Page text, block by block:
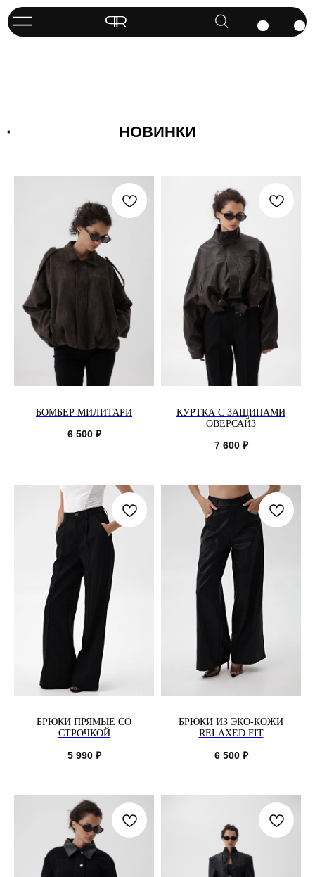
НОВИНКИ
БОМБЕР МИЛИТАРИ
6 500 ₽
КУРТКА С ЗАЩИПАМИ
ОВЕРСАЙЗ
7 600 ₽
БРЮКИ ПРЯМЫЕ СО
СТРОЧКОЙ
5 990 ₽
БРЮКИ ИЗ ЭКО-КОЖИ
RELAXED FIT
6 500 ₽